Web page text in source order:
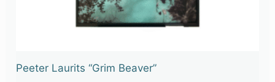
Peeter Laurits “Grim Beaver”